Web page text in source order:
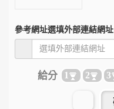
參考網址選填外部連結網址
給分 1 2 3